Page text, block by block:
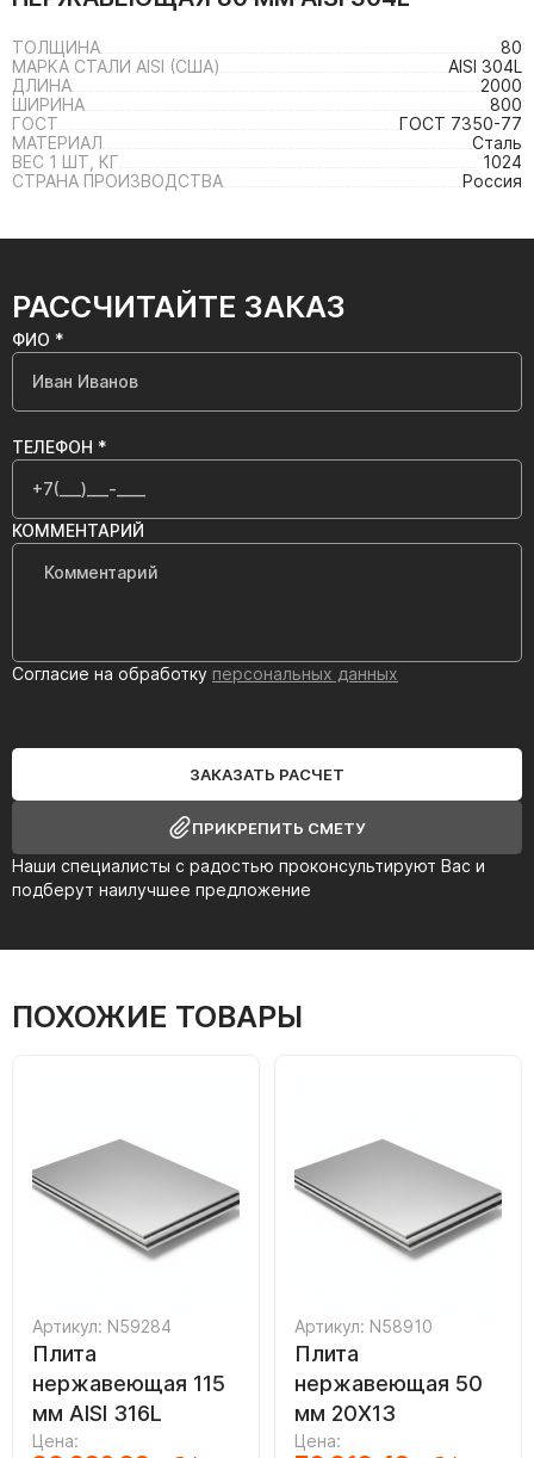
ТОЛЩИНА
80
МАРКА СТАЛИ AISI (США)
AISI 304L
ДЛИНА
2000
ШИРИНА
800
ГОСТ
ГОСТ 7350-77
МАТЕРИАЛ
Сталь
ВЕС 1 ШТ, КГ
1024
СТРАНА ПРОИЗВОДСТВА
Россия
РАССЧИТАЙТЕ ЗАКАЗ
Наши специалисты с радостью проконсультируют Вас и
подберут наилучшее предложение
ФИО *
ТЕЛЕФОН *
КОММЕНТАРИЙ
Согласие на обработку персональных данных
ЗАКАЗАТЬ РАСЧЕТ
ПРИКРЕПИТЬ СМЕТУ
ПОХОЖИЕ ТОВАРЫ
Артикул: N59284
Плита
нержавеющая 115
мм AISI 316L
Цена:
Артикул: N58910
Плита
нержавеющая 50
мм 20Х13
Цена: